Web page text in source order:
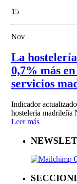
15
Nov
La
0,7% más
servicios
Indicador
hostelería madrileña
Leer más